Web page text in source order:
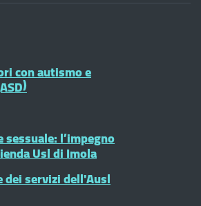
con autismo e
sessuale: l’impegno
Usl di Imola
dei servizi dell'Ausl